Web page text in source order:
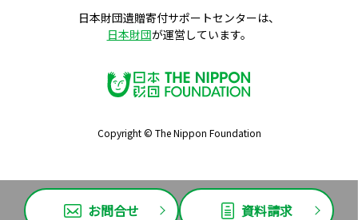
日本財団遺贈寄付サポートセンターは、
日本財団が運営しています。
Copyright © The Nippon Foundation
お問合せ 資料請求